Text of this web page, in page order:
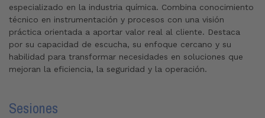
especializado en la industria química. Combina conocimiento
técnico en instrumentación y procesos con una visión
práctica orientada a aportar valor real al cliente. Destaca
por su capacidad de escucha, su enfoque cercano y su
habilidad para transformar necesidades en soluciones que
mejoran la eficiencia, la seguridad y la operación.
Sesiones